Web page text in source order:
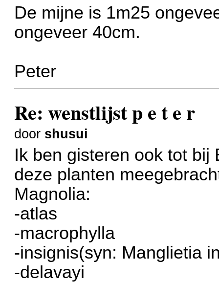
De mijne is 1m25
ongeveer 40cm.
Peter
Re: wenstlijst p e t e r
door shusui
Ik ben gisteren ook tot bij
deze planten
Magnolia:
-atlas
-macrophylla
-insignis(syn: Manglietia
-delavayi